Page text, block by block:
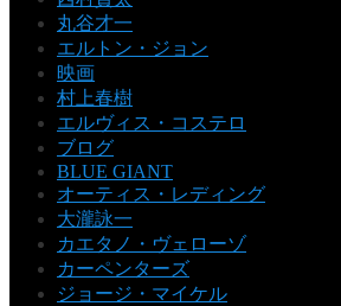
丸谷才一
エルトン・ジョン
映画
村上春樹
エルヴィス・コステロ
ブログ
BLUE GIANT
オーティス・レディング
大瀧詠一
カエタノ・ヴェローゾ
カーペンターズ
ジョージ・マイケル